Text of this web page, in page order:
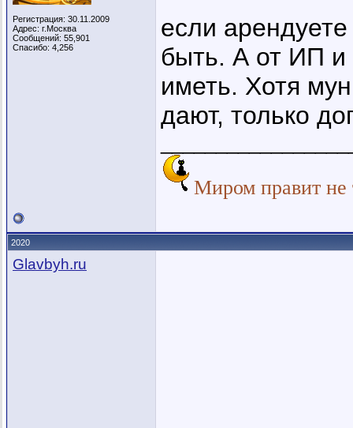
Регистрация: 30.11.2009
Адрес: г.Москва
Сообщений: 55,901
Спасибо: 4,256
если
быть. А от ИП и
иметь. Хотя
дают, только
Миром правит не
2020
Glavbyh.ru